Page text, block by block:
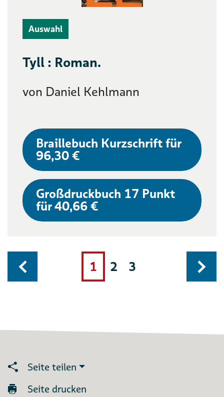
Auswahl
Tyll : Roman.
von Daniel Kehlmann
Braillebuch Kurzschrift für
96,30 €
Großdruckbuch 17 Punkt
für 40,66 €
1 2 3
Seite teilen
Seite drucken